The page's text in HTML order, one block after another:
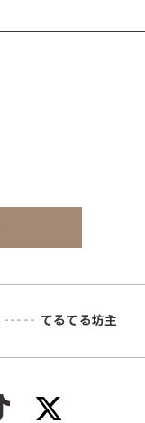
----- てるてる坊主